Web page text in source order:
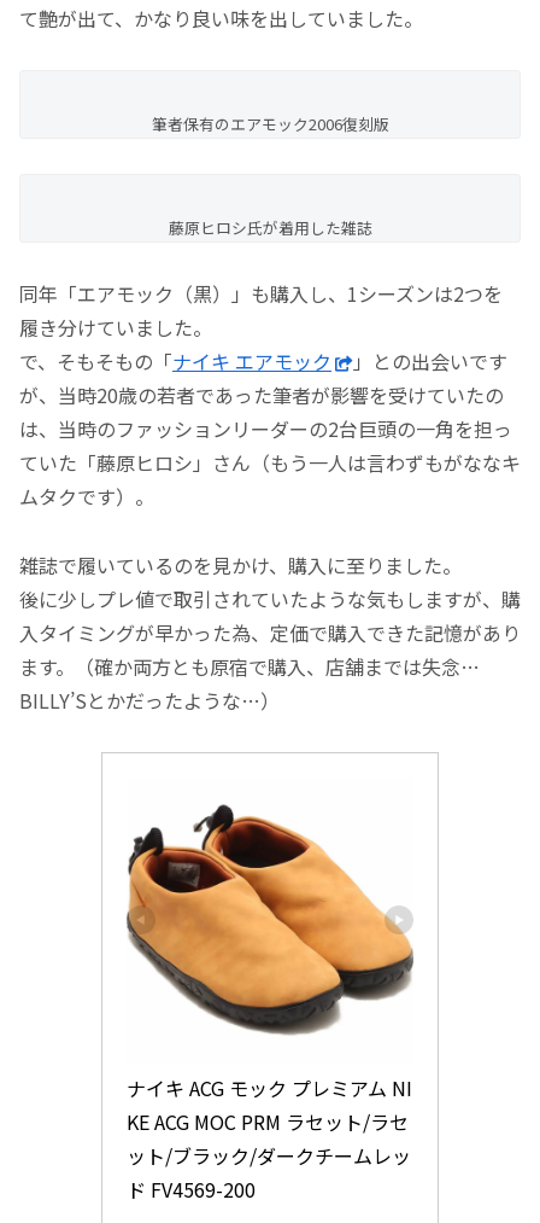
て艶が出て、かなり良い味を出していました。
筆者保有のエアモック2006復刻版
藤原ヒロシ氏が着用した雑誌
同年「エアモック（黒）」も購入し、1シーズンは2つを
履き分けていました。
で、そもそもの「ナイキ エアモック
」との出会いです
が、当時20歳の若者であった筆者が影響を受けていたの
は、当時のファッションリーダーの2台巨頭の一角を担っ
ていた「藤原ヒロシ」さん（もう一人は言わずもがななキ
ムタクです）。
雑誌で履いているのを見かけ、購入に至りました。
後に少しプレ値で取引されていたような気もしますが、購
入タイミングが早かった為、定価で購入できた記憶があり
ます。（確か両方とも原宿で購入、店舗までは失念…
BILLY’Sとかだったような…）
ナイキ ACG モック プレミアム NI
KE ACG MOC PRM ラセット/ラセ
ット/ブラック/ダークチームレッ
ド FV4569-200